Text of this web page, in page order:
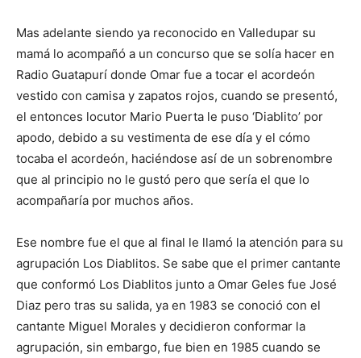
Mas adelante siendo ya reconocido en Valledupar su
mamá lo acompañó a un concurso que se solía hacer en
Radio Guatapurí donde Omar fue a tocar el acordeón
vestido con camisa y zapatos rojos, cuando se presentó,
el entonces locutor Mario Puerta le puso ‘Diablito’ por
apodo, debido a su vestimenta de ese día y el cómo
tocaba el acordeón, haciéndose así de un sobrenombre
que al principio no le gustó pero que sería el que lo
acompañaría por muchos años.
Ese nombre fue el que al final le llamó la atención para su
agrupación Los Diablitos. Se sabe que el primer cantante
que conformó Los Diablitos junto a Omar Geles fue José
Diaz pero tras su salida, ya en 1983 se conoció con el
cantante Miguel Morales y decidieron conformar la
agrupación, sin embargo, fue bien en 1985 cuando se